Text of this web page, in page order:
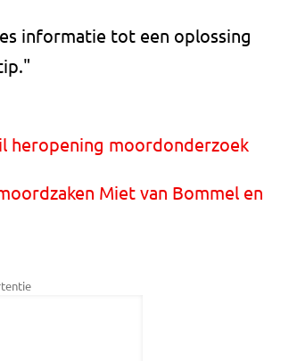
informatie tot een oplossing
heropening moordonderzoek
Miet van Bommel en